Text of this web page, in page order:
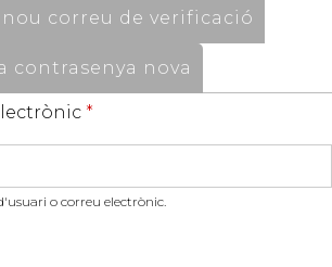
correu de verificació
contrasenya nova
*
o correu electrònic.